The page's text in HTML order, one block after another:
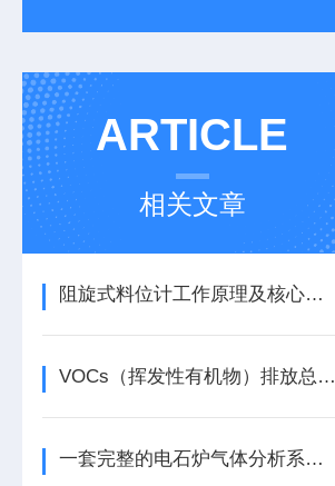
ARTICLE
相关文章
阻旋式料位计工作原理及核心技术参数详解
VOCs（挥发性有机物）排放总量的连续监测的常见主要方法有哪些
一套完整的电石炉气体分析系统包含哪些核心单元？各单元的功能是什么？